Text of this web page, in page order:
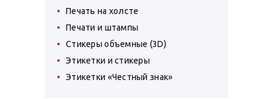
Печать на холсте
Печати и штампы
Стикеры объемные (3D)
Этикетки и стикеры
Этикетки «Честный знак»